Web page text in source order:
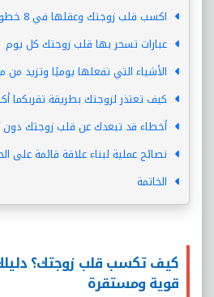
اكسب قلب زوجتك وعقلها في 8 خطوات
عبارات تسحر بها قلب زوجتك كل يوم
الأشياء التي تفعلها يوميًا وتزيد من
كيف تعتذر لزوجتك بطريقة تقربكما
أخطاء قد تبعدك عن قلب زوجتك
نصائح عملية لبناء علاقة قائمة على
الخاتمة
كيف تكسب قلب زوجتك؟ دليلك
قوية ومستقرة